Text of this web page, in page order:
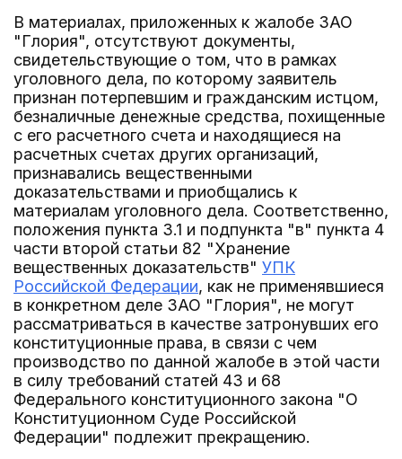
В материалах, приложенных к жалобе ЗАО
"Глория", отсутствуют документы,
свидетельствующие о том, что в рамках
уголовного дела, по которому заявитель
признан потерпевшим и гражданским истцом,
безналичные денежные средства, похищенные
с его расчетного счета и находящиеся на
расчетных счетах других организаций,
признавались вещественными
доказательствами и приобщались к
материалам уголовного дела. Соответственно,
положения пункта 3.1 и подпункта "в" пункта 4
части второй статьи 82 "Хранение
вещественных доказательств" УПК
Российской Федерации, как не применявшиеся
в конкретном деле ЗАО "Глория", не могут
рассматриваться в качестве затронувших его
конституционные права, в связи с чем
производство по данной жалобе в этой части
в силу требований статей 43 и 68
Федерального конституционного закона "О
Конституционном Суде Российской
Федерации" подлежит прекращению.